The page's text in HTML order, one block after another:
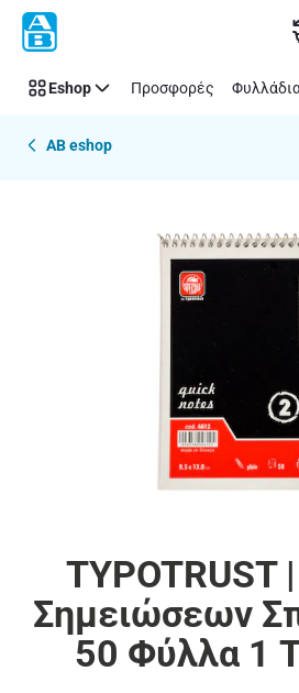
Παράλειψη
Eshop Προσφορές
AB eshop
Σημειώσεων
50 Φύλλα 1